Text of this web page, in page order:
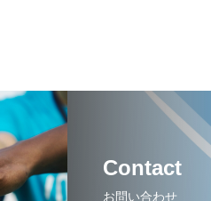
Contact
お問い合わせ